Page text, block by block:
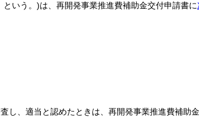
という。)は、再開発事業推進費補助金交付申請書に
し、適当と認めたときは、再開発事業推進費補助